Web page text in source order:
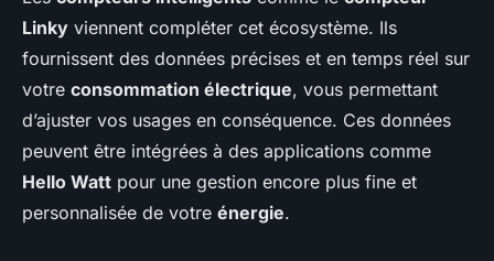
Linky viennent compléter cet écosystème. Ils
fournissent des données précises et en temps réel sur
votre consommation électrique, vous permettant
d’ajuster vos usages en conséquence. Ces données
peuvent être intégrées à des applications comme
Hello Watt pour une gestion encore plus fine et
personnalisée de votre énergie.